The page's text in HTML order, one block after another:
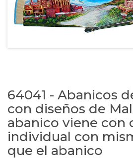
64041 - Abanicos
con diseños de
abanico viene con
individual con
que el abanico